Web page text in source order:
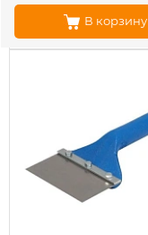
В корзину